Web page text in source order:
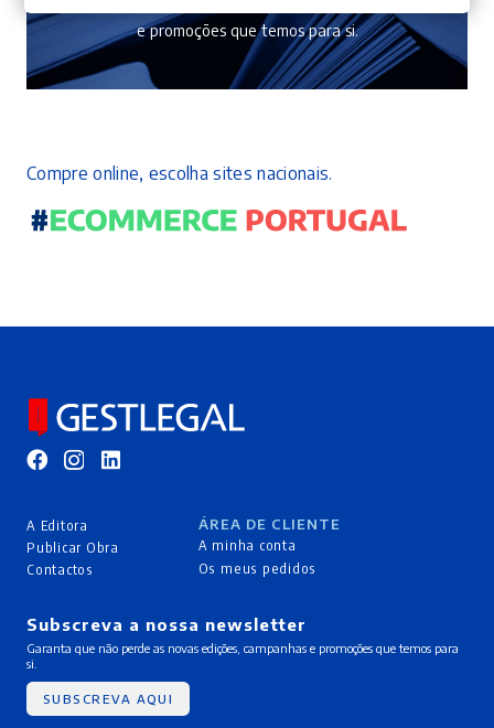
e promoções que temos para si.
Compre online, escolha sites nacionais.
A Editora
Publicar Obra
Contactos
ÁREA DE CLIENTE
A minha conta
Os meus pedidos
Subscreva a nossa newsletter
Garanta que não perde as novas edições, campanhas e promoções que temos para
si.
SUBSCREVA AQUI